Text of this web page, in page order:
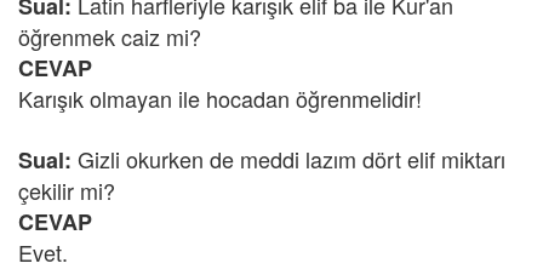
öğrenmek caiz mi?
CEVAP
Karışık olmayan ile hocadan öğrenmelidir!
Sual: Gizli okurken de meddi lazım dört elif miktarı
çekilir mi?
CEVAP
Evet.